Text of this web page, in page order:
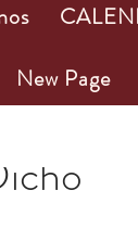
5 estrellas.
New Page